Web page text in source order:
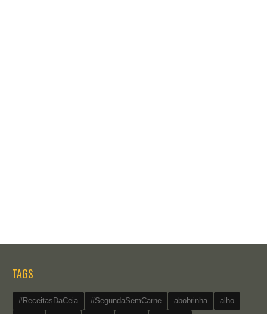
TAGS
#ReceitasDaCeia #SegundaSemCarne abobrinha alho